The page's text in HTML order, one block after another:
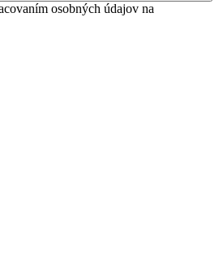
osobných údajov na